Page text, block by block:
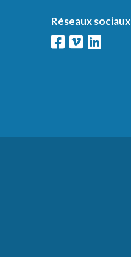
Réseaux sociaux